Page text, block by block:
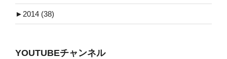
► 2014 (38)
YOUTUBEチャンネル